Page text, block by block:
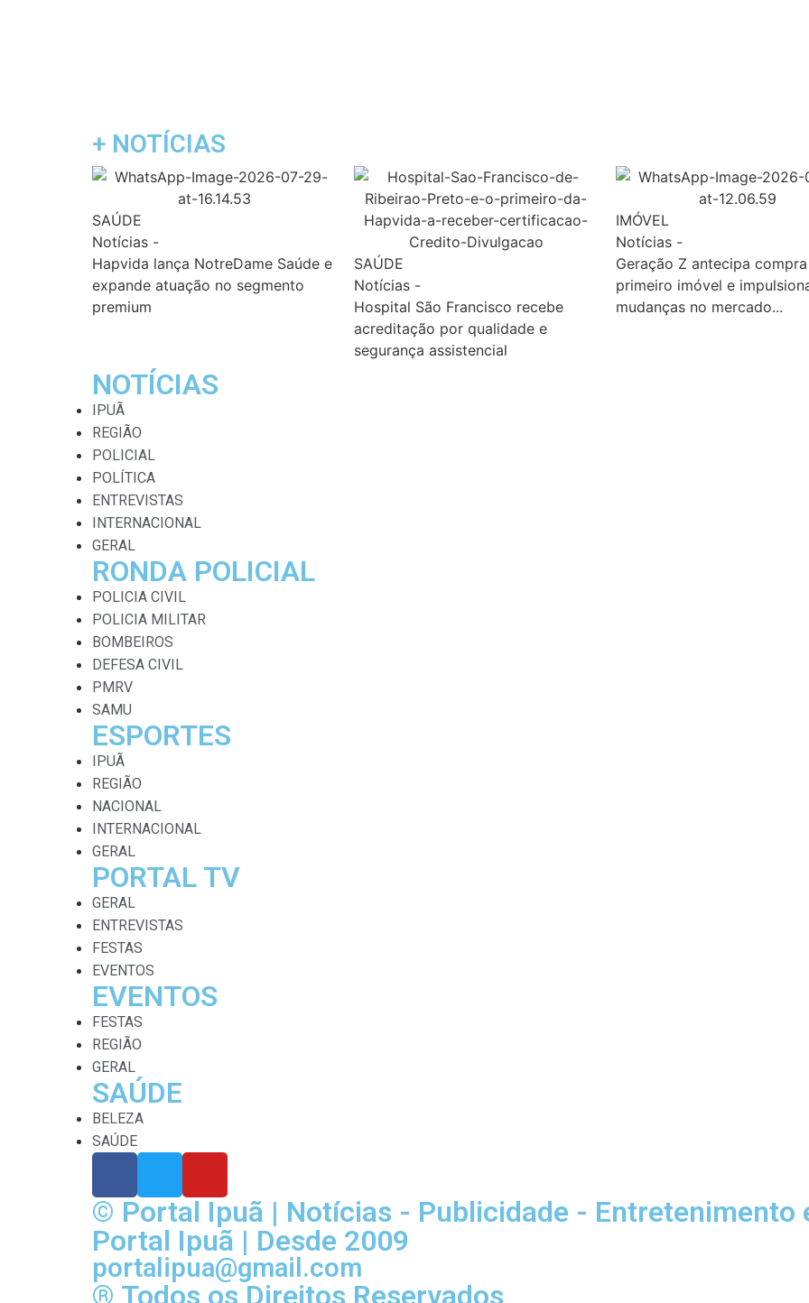
+ NOTÍCIAS
SAÚDE
Notícias -
Hapvida lança NotreDame Saúde e
expande atuação no segmento
premium
SAÚDE
Notícias -
Hospital São Francisco recebe
acreditação por qualidade e
segurança assistencial
IMÓVEL
Notícias -
Geração Z antecipa
primeiro imóvel e
mudanças no mercado...
NOTÍCIAS
IPUÃ
REGIÃO
POLICIAL
POLÍTICA
ENTREVISTAS
INTERNACIONAL
GERAL
RONDA POLICIAL
POLICIA CIVIL
POLICIA MILITAR
BOMBEIROS
DEFESA CIVIL
PMRV
SAMU
ESPORTES
IPUÃ
REGIÃO
NACIONAL
INTERNACIONAL
GERAL
PORTAL TV
GERAL
ENTREVISTAS
FESTAS
EVENTOS
EVENTOS
FESTAS
REGIÃO
GERAL
SAÚDE
BELEZA
SAÚDE
© Portal Ipuã | Notícias - Publicidade - Entretenimento
Portal Ipuã | Desde 2009
portalipua@gmail.com
® Todos os Direitos Reservados